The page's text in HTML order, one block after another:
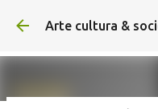
Ir al
Arte cultura &